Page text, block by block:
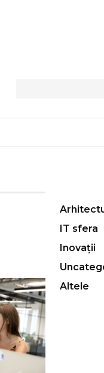
IT sfera
Inovații
Altele